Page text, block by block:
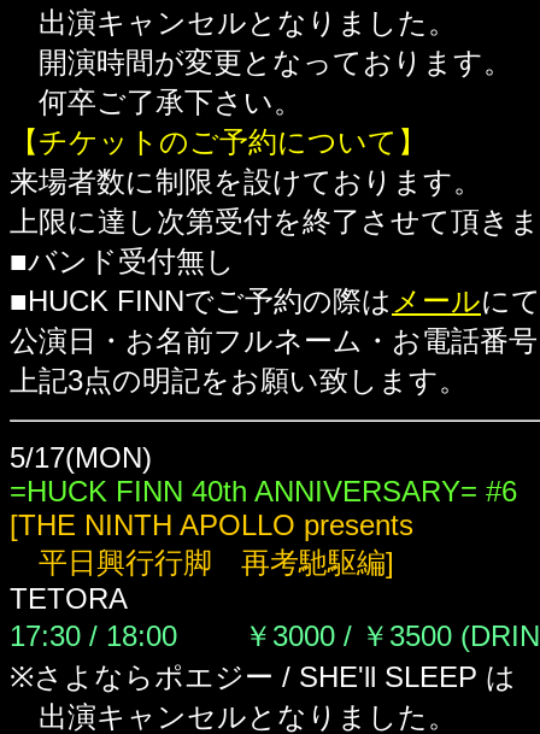
出演キャンセルとなりました。
開演時間が変更となっております。
何卒ご了承下さい。
【チケットのご予約について】
来場者数に制限を設けております。
上限に達し次第受付を終了させて頂き
■バンド受付無し
■HUCK FINNでご予約の際は メールに
公演日・お名前フルネーム・お電話番号
上記3点の明記をお願い致します。
5/17(MON)
=HUCK FINN 40th ANNIVERSARY= #6
[THE NINTH APOLLO presents
平日興行行脚 再考馳駆編]
TETORA
17:30 / 18:00 ￥3000 / ￥3500
※さよならポエジー / SHE'll SLEEP は
出演キャンセルとなりました。